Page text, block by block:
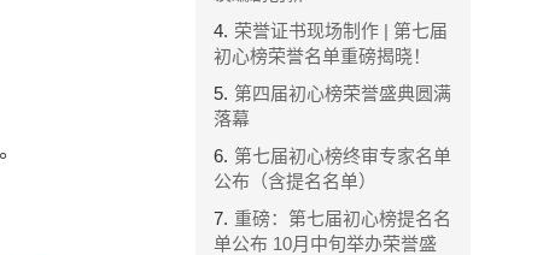
4. 荣誉证书现场制作 | 第七届
初心榜荣誉名单重磅揭晓！
5. 第四届初心榜荣誉盛典圆满
落幕
6. 第七届初心榜终审专家名单
公布（含提名名单）
7. 重磅：第七届初心榜提名名
单公布 10月中旬举办荣誉盛